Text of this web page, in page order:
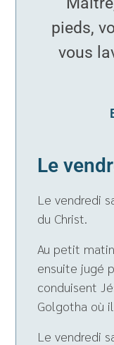
pieds,
vous
Le
Le vendredi
du Christ.
Au petit
ensuite jugé
conduisent
Golgotha où
Le vendredi